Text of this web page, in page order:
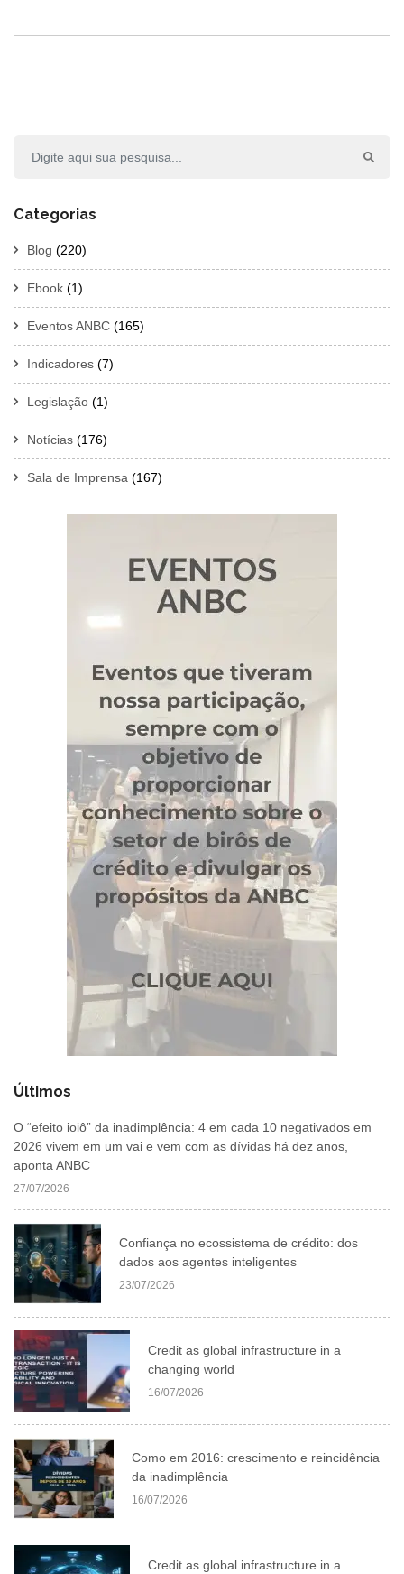
Categorias
Blog (220)
Ebook (1)
Eventos ANBC (165)
Indicadores (7)
Legislação (1)
Notícias (176)
Sala de Imprensa (167)
Últimos
O “efeito ioiô” da inadimplência: 4 em cada 10 negativados em
2026 vivem em um vai e vem com as dívidas há dez anos,
aponta ANBC
27/07/2026
Confiança no ecossistema de crédito: dos
dados aos agentes inteligentes
23/07/2026
Credit as global infrastructure in a
changing world
16/07/2026
Como em 2016: crescimento e reincidência
da inadimplência
16/07/2026
Credit as global infrastructure in a